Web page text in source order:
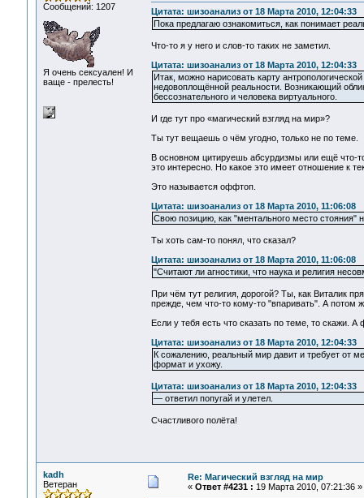
Сообщений: 1207
Я очень сексуален! И
ваще - прелесть!
Цитата: шизоанализ от 18 Марта 2010, 12:04:33
Пока предлагаю ознакомиться, как понимает
Что-то я у него и слов-то таких не заметил.
Цитата: шизоанализ от 18 Марта 2010, 12:04:33
Итак, можно нарисовать карту
недовоплощённой реальности. Возникающий
бессознательного и человека виртуального.
И где тут про «магический взгляд на мир»?
Ты тут вещаешь о чём угодно, только не по теме.
В основном цитируешь абсурдизмы или ещё что-
это интересно. Но какое это имеет отношение к
Это называется оффтоп.
Цитата: шизоанализ от 18 Марта 2010, 11:06:08
Свою позицию, как "ментального место стояния"
Ты хоть сам-то понял, что сказал?
Цитата: шизоанализ от 18 Марта 2010, 11:06:08
"Считают ли агностики, что наука и религия
При чём тут религия, дорогой? Ты, как Виталик
прежде, чем что-то кому-то "впаривать". А потом
Если у тебя есть что сказать по теме, то скажи. А
Цитата: шизоанализ от 18 Марта 2010, 12:04:33
К сожалению, реальный мир давит и требует от
формат и ухожу.
Цитата: шизоанализ от 18 Марта 2010, 12:04:33
— ответил попугай и улетел.
Счастливого полёта!
kadh
Ветеран
Re: Магический взгляд на мир
« Ответ #4231 : 19 Марта 2010, 07:21:36 »